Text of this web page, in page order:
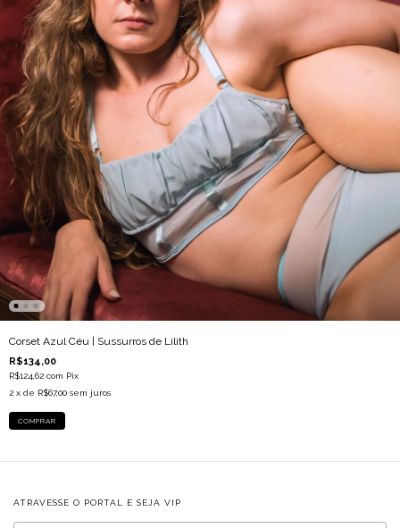
Corset Azul Céu | Sussurros de Lilith
R$134,00
R$124,62 com Pix
2 x de R$67,00 sem juros
COMPRAR
ATRAVESSE O PORTAL E SEJA VIP